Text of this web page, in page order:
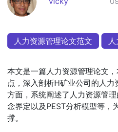
人力资源管理论文范文
本文是一篇人力资源管理论文
点，深入剖析H矿业公司的人
方面，系统阐述了人力资源管
念界定以及PEST分析模型等，
撑。